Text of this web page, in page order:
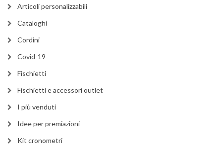
Articoli personalizzabili
Cataloghi
Cordini
Covid-19
Fischietti
Fischietti e accessori outlet
I più venduti
Idee per premiazioni
Kit cronometri